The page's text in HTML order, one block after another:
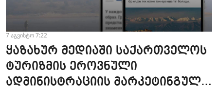
7 აგვისტო 7:22
ყაზახურ მედიაში საქართველოს
ტურიზმის ეროვნული
ადმინისტრაციის მარკეტინგული